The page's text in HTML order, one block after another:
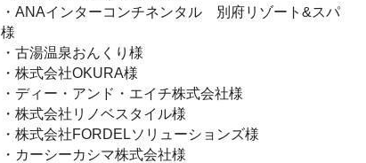
・ANAインターコンチネンタル 別府リゾート&スパ
様
・古湯温泉おんくり様
・株式会社OKURA様
・ディー・アンド・エイチ株式会社様
・株式会社リノベスタイル様
・株式会社FORDELソリューションズ様
・カーシーカシマ株式会社様